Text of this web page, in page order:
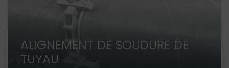
ALIGNEMENT DE SOUDURE DE
TUYAU